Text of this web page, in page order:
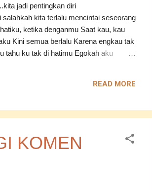
jadi pentingkan diri
kita terlalu mencintai seseorang
ketika denganmu Saat kau, kau
Kini semua berlalu Karena engkau tak
tahu ku tak di hatimu Egokah aku
YF : Esok dia akan pergi :(
READ MORE
KOMEN